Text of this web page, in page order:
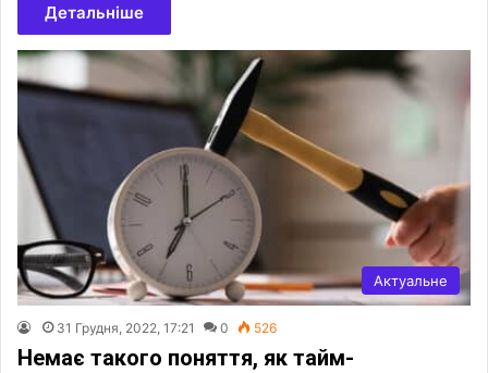
Детальніше
Актуальне
31 Грудня, 2022, 17:21 0 526
Немає такого поняття, як тайм-